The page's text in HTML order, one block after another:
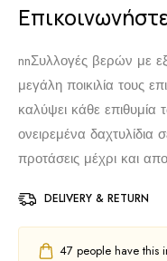
nnΣυλλογές βερών με
μεγάλη ποικιλία τους
καλύψει κάθε
ονειρεμένα δαχτυλίδια
προτάσεις μέχρι και
DELIVERY & RETURN
47 people have this